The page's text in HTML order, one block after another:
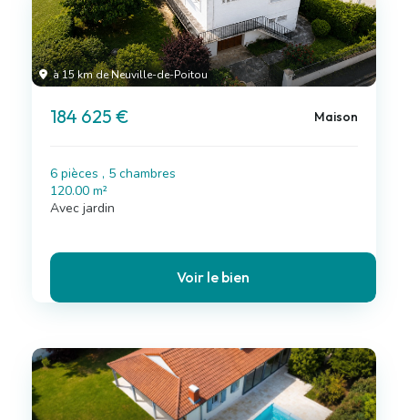
à 15 km de Neuville-de-Poitou
184 625 € Maison
6 pièces , 5 chambres
120.00 m²
Avec jardin
Voir le bien